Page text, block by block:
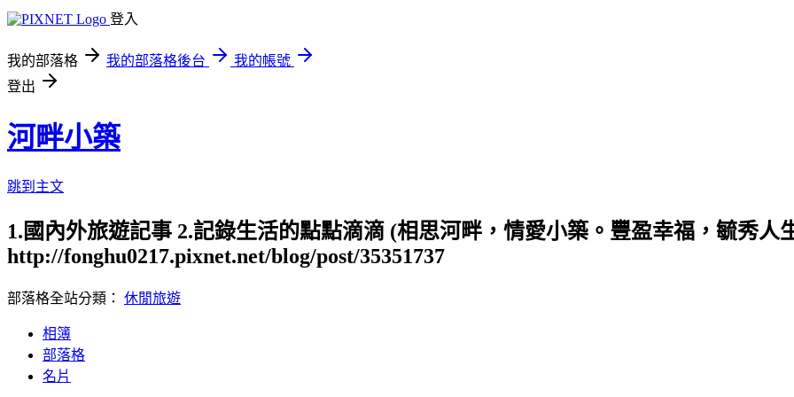
登入
我的部落格 我的部落格後台
我的帳號
登出
河畔小築
跳到主文
1.國內外旅遊記事 2.記錄生活的點點滴滴 (相思河畔，情愛小築。豐盈幸福，毓秀人
http://fonghu0217.pixnet.net/blog/post/35351737
部落格全站分類： 休閒旅遊
相簿
部落格
名片